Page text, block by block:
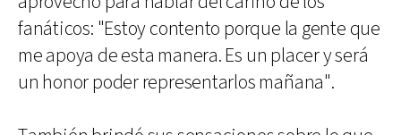
fanáticos: "Estoy contento porque la gente que
me apoya de esta manera. Es un placer y será
un honor poder representarlos mañana".